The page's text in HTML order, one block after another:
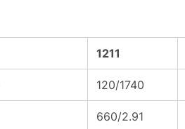
1211
120/1740
660/2.91